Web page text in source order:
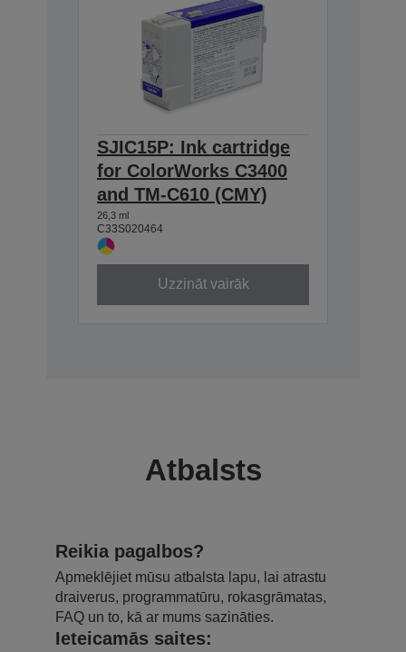
SJIC15P: Ink cartridge
for ColorWorks C3400
and TM-C610 (CMY)
26,3 ml
C33S020464
Uzzināt vairāk
Atbalsts
Reikia pagalbos?
Apmeklējiet mūsu atbalsta lapu, lai atrastu
draiverus, programmatūru, rokasgrāmatas,
FAQ un to, kā ar mums sazināties.
Ieteicamās saites: